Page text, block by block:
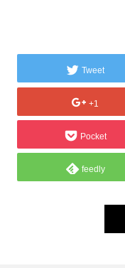
Tweet
+1
Pocket
feedly